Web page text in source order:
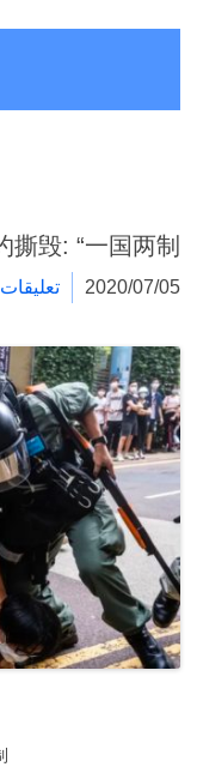
毁: “一国两制”
2020/07/05 تعليقات: